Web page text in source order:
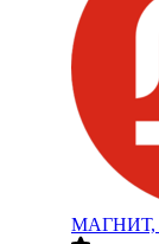
МАГНИТ,